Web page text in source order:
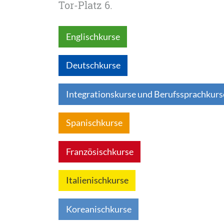
Tor-Platz 6.
Englischkurse
Deutschkurse
Integrationskurse und
Spanischkurse
Französischkurse
Italienischkurse
Koreanischkurse